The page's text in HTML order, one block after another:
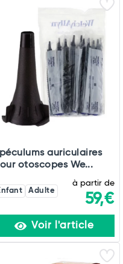
auriculaires
otoscopes We...
Adulte
à partir de
59,€
Voir l'article